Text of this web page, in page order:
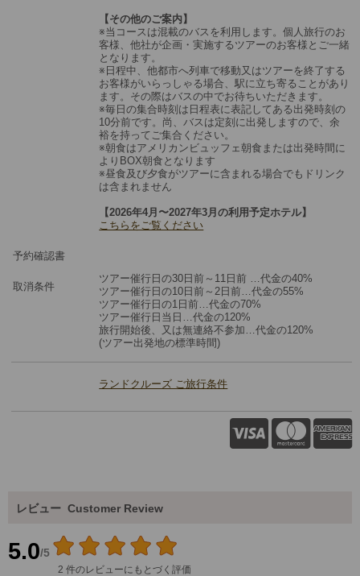
【その他のご案内】
※当コースは混載のバスを利用します。個人旅行のお
客様、他社が企画・実施するツアーのお客様とご一緒
となります。
※日程中、他都市へ列車で移動又はツアーを終了する
お客様がいらっしゃる場合、駅に立ち寄ることがあり
ます。その際はバスの中でお待ちいただきます。
※毎日の集合時刻は日程表に表記してある出発時刻の
10分前です。尚、バスは定刻に出発しますので、余
裕を持ってご集合ください。
※朝食はアメリカンビュッフェ朝食または出発時間に
よりBOX朝食となります
※昼食及び夕食がツアーに含まれる場合でもドリンク
は含まれません
【2026年4月〜2027年3月の利用予定ホテル】
こちらをご覧ください
予約確認書
取消条件
ツアー催行日の30日前～11日前 …代金の40%
ツアー催行日の10日前～2日前…代金の55%
ツアー催行日の1日前…代金の70%
ツアー催行日当日…代金の120%
旅⾏開始後、⼜は無連絡不参加…代金の120%
(ツアー出発地の標準時間)
ランドクルーズ ご旅行条件
レビュー Customer Review
5.0/5
2 件のレビューにもとづく評価